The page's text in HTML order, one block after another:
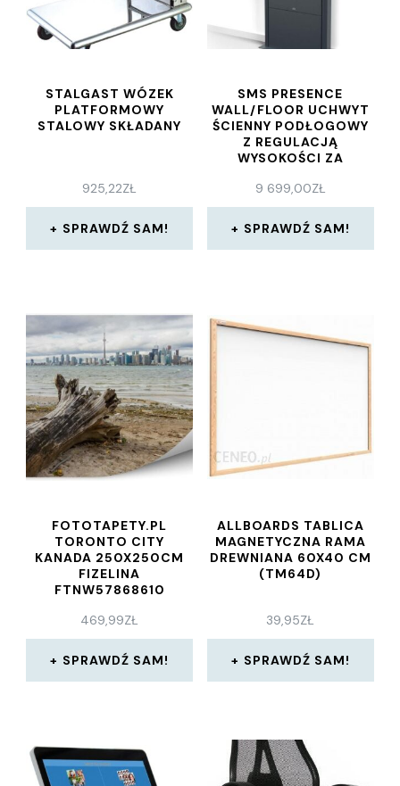
STALGAST WÓZEK
PLATFORMOWY
STALOWY SKŁADANY
925,22ZŁ
SPRAWDŹ SAM!
SMS PRESENCE
WALL/FLOOR UCHWYT
ŚCIENNY PODŁOGOWY
Z REGULACJĄ
WYSOKOŚCI ZA
2021) DO 98 , MAX.
VESA 1000X600
OBCIĄŻENIE 150
9 699,00ZŁ
SPRAWDŹ SAM!
FOTOTAPETY.PL
TORONTO CITY
KANADA 250X250CM
FIZELINA
FTNW57868610
469,99ZŁ
SPRAWDŹ SAM!
ALLBOARDS TABLICA
MAGNETYCZNA RAMA
DREWNIANA 60X40 CM
(TM64D)
39,95ZŁ
SPRAWDŹ SAM!